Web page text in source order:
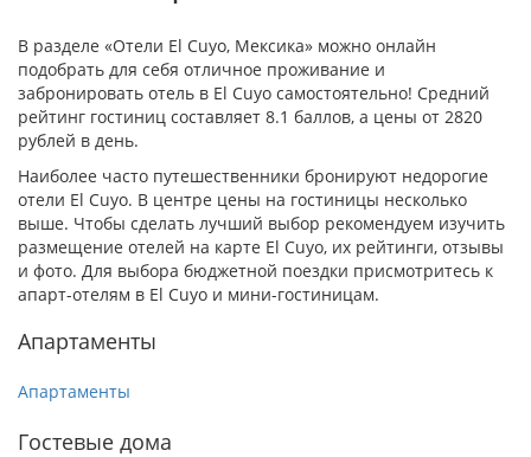
В разделе «Отели El Cuyo, Мексика» можно онлайн
подобрать для себя отличное проживание и
забронировать отель в El Cuyo самостоятельно! Средний
рейтинг гостиниц составляет 8.1 баллов, а цены от 2820
рублей в день.
Наиболее часто путешественники бронируют недорогие
отели El Cuyo. В центре цены на гостиницы несколько
выше. Чтобы сделать лучший выбор рекомендуем изучить
размещение отелей на карте El Cuyo, их рейтинги, отзывы
и фото. Для выбора бюджетной поездки присмотритесь к
апарт-отелям в El Cuyo и мини-гостиницам.
Апартаменты
Апартаменты
Гостевые дома